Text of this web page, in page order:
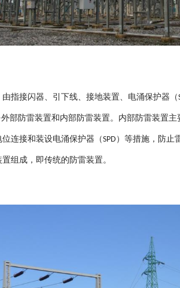
由指接闪器、引下线、接地装置、电涌保护器（
外部防雷装置和内部防雷装置。内部防雷装置
连接和装设电涌保护器（SPD）等措施，防止
组成，即传统的防雷装置。